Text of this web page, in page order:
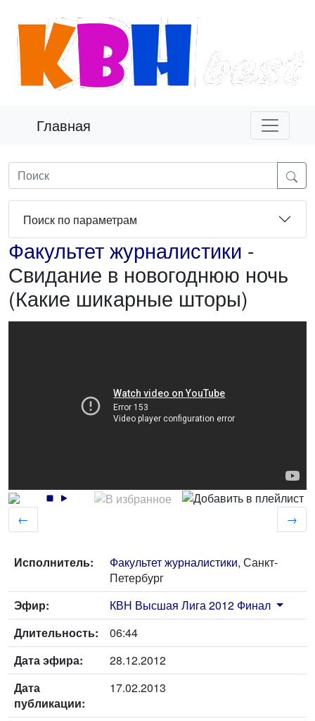
Главная
Поиск по параметрам
Факультет журналистики -
Свидание в новогоднюю ночь
(Какие шикарные шторы)
← →
Исполнитель: Факультет журналистики, Санкт-
Петербург
Эфир:
КВН Высшая Лига 2012 Финал
Длительность:
06:44
Дата эфира:
28.12.2012
Дата
публикации:
17.02.2013